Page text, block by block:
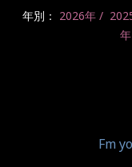
年別： 2026年
年
Fm